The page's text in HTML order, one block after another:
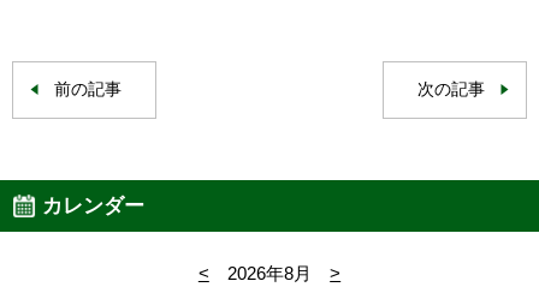
前の記事 次の記事
カレンダー
< 2026年8月
>